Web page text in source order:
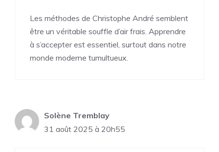
Les méthodes de Christophe André semblent
être un véritable souffle d’air frais. Apprendre
à s’accepter est essentiel, surtout dans notre
monde moderne tumultueux.
Solène Tremblay
31 août 2025 à 20h55